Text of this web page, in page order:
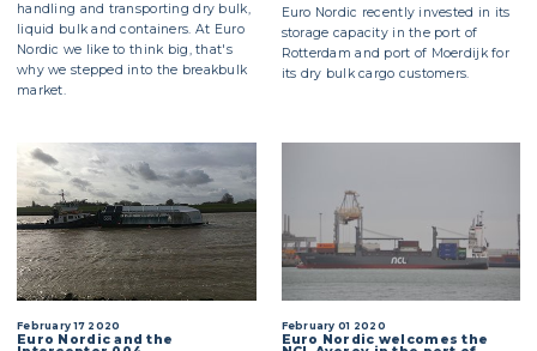
handling and transporting dry bulk,
liquid bulk and containers. At Euro
Nordic we like to think big, that's
why we stepped into the breakbulk
market.
Euro Nordic recently invested in its
storage capacity in the port of
Rotterdam and port of Moerdijk for
its dry bulk cargo customers.
February 17 2020
Euro Nordic and the
February 01 2020
Euro Nordic welcomes the